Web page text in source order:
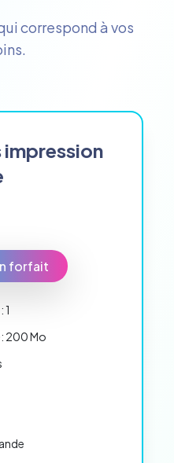
correspond à vos
forfait
1
200 Mo